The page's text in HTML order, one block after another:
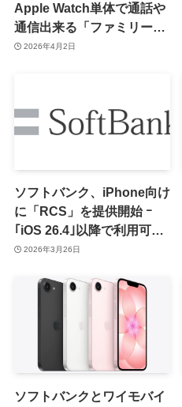
Apple Watch単体で通話や
通信出来る「ファミリーサ
ービス for Apple Watch」
2026年4月2日
ソフトバンク、iPhone向け
に「RCS」を提供開始 ｰ
｢iOS 26.4｣以降で利用可能
に2026年3月26日
ソフトバンクとワイモバイ